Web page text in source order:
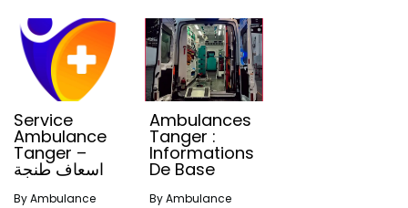
Service
Ambulance
Tanger –
اسعاف طنجة
ByAmbulance
Ambulances
Tanger :
Informations
De Base
ByAmbulance